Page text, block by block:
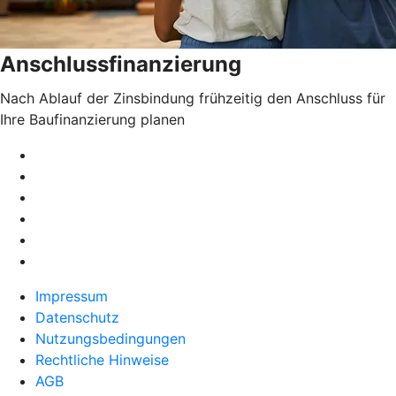
Anschlussfinanzierung
Nach Ablauf der Zinsbindung frühzeitig den Anschluss für
Ihre Baufinanzierung planen
Impressum
Datenschutz
Nutzungsbedingungen
Rechtliche Hinweise
AGB